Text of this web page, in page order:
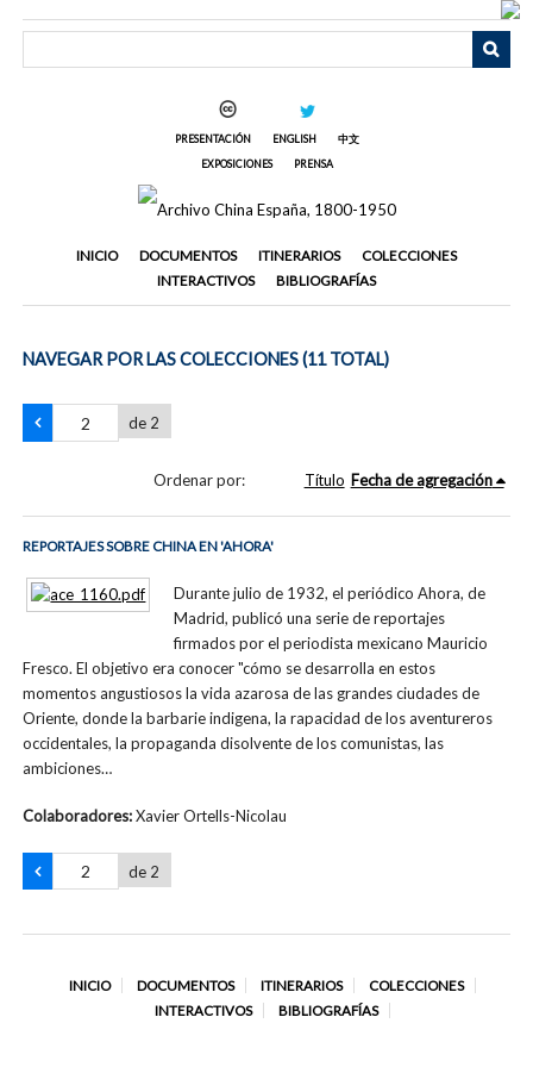
PRESENTACIÓN ENGLISH
中文
EXPOSICIONES
PRENSA
INICIO DOCUMENTOS ITINERARIOS
COLECCIONES
INTERACTIVOS
BIBLIOGRAFÍAS
NAVEGAR POR LAS COLECCIONES (11 TOTAL)
de 2
Ordenar por: Título Fecha de agregación
REPORTAJES SOBRE CHINA EN 'AHORA'
Durante julio de 1932, el periódico Ahora, de
Madrid, publicó una serie de reportajes
firmados por el periodista mexicano Mauricio
Fresco. El objetivo era conocer "cómo se desarrolla en estos
momentos angustiosos la vida azarosa de las grandes ciudades de
Oriente, donde la barbarie indigena, la rapacidad de los aventureros
occidentales, la propaganda disolvente de los comunistas, las
ambiciones…
Colaboradores:Xavier Ortells-Nicolau
de 2
INICIO DOCUMENTOS ITINERARIOS
COLECCIONES
INTERACTIVOS
BIBLIOGRAFÍAS